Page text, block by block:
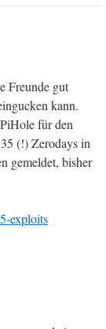
Freunde gut
kann.
für den
(!) Zerodays in
gemeldet, bisher
exploits